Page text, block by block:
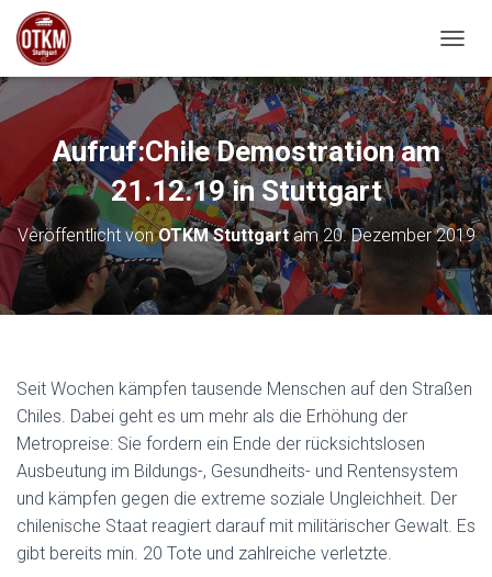
Aufruf:Chile Demostration am
21.12.19 in Stuttgart
Veröffentlicht vonOTKM Stuttgartam20. Dezember 2019
Seit Wochen kämpfen tausende Menschen auf den Straßen
Chiles. Dabei geht es um mehr als die Erhöhung der
Metropreise: Sie fordern ein Ende der rücksichtslosen
Ausbeutung im Bildungs-, Gesundheits- und Rentensystem
und kämpfen gegen die extreme soziale Ungleichheit. Der
chilenische Staat reagiert darauf mit militärischer Gewalt. Es
gibt bereits min. 20 Tote und zahlreiche verletzte.